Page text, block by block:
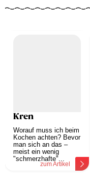
Kren
Worauf muss ich beim
Kochen achten? Bevor
man sich an das –
meist ein wenig
"schmerzhafte"...
zum Artikel